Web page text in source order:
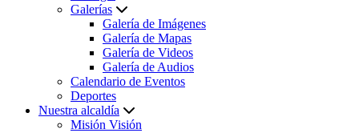
Galerías
Galería de Imágenes
Galería de Mapas
Galería de Videos
Galería de Audios
Calendario de Eventos
Deportes
Nuestra alcaldía
Misión Visión